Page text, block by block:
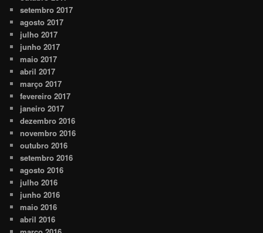
setembro 2017
agosto 2017
julho 2017
junho 2017
maio 2017
abril 2017
março 2017
fevereiro 2017
janeiro 2017
dezembro 2016
novembro 2016
outubro 2016
setembro 2016
agosto 2016
julho 2016
junho 2016
maio 2016
abril 2016